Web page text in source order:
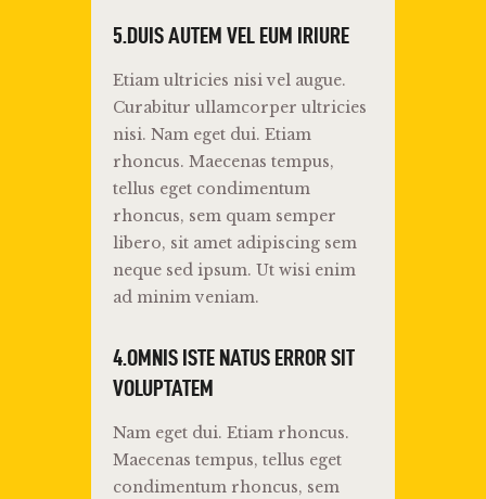
5.DUIS AUTEM VEL EUM IRIURE
Etiam ultricies nisi vel augue.
Curabitur ullamcorper ultricies
nisi. Nam eget dui. Etiam
rhoncus. Maecenas tempus,
tellus eget condimentum
rhoncus, sem quam semper
libero, sit amet adipiscing sem
neque sed ipsum. Ut wisi enim
ad minim veniam.
4.OMNIS ISTE NATUS ERROR SIT
VOLUPTATEM
Nam eget dui. Etiam rhoncus.
Maecenas tempus, tellus eget
condimentum rhoncus, sem